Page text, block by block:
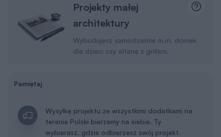
Projekty małej
architektury
Wybudujesz samodzielnie m.in. domek
dla dzieci czy altanę z grillem.
Pamiętaj
Wysyłkę projektu ze wszystkimi dodatkami na
terenie Polski bierzemy na siebie. Ty
wybierasz, gdzie odbierzesz swój projekt.